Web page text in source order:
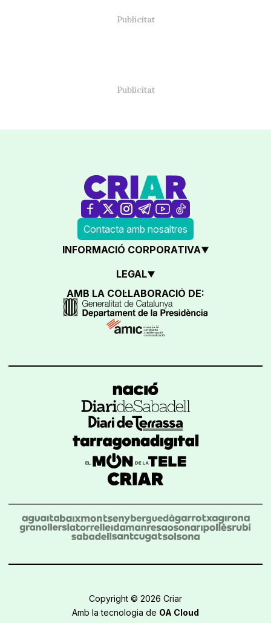
Contacta amb nosaltres
INFORMACIÓ CORPORATIVA
LEGAL
AMB LA COL·LABORACIÓ DE:
Copyright © 2026 Criar
Amb la tecnologia de OA Cloud